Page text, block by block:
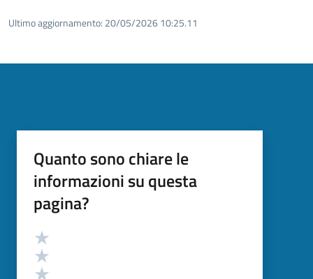
Ultimo aggiornamento: 20/05/2026 10:25.11
Quanto sono chiare le
informazioni su questa
pagina?
Valutazione